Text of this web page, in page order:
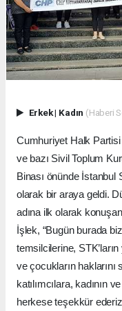
Erkek| Kadın (Haberi
Cumhuriyet Halk Partisi
ve bazı Sivil Toplum
Binası önünde İstanbul
olarak bir araya geldi.
adına ilk olarak
İşlek, “Bugün burada
temsilcilerine,
ve çocukların
katılımcılara, kadının
herkese teşekkür